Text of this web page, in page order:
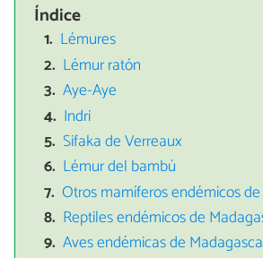
Índice
Lémures
Lémur ratón
Aye-Aye
Indri
Sifaka de Verreaux
Lémur del bambú
Otros mamíferos endémicos
Reptiles endémicos de
Aves endémicas de